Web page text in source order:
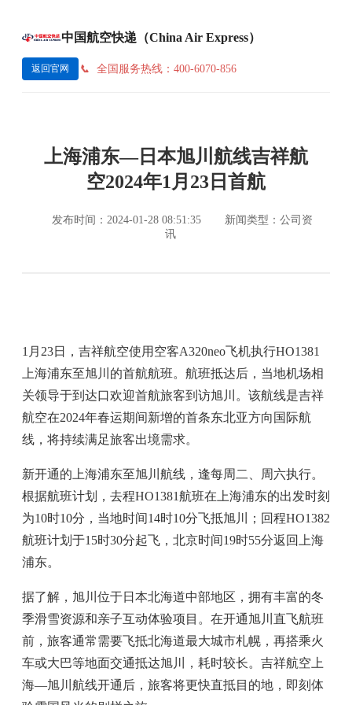
中国航空快递（China Air Express）
返回官网 全国服务热线：400-6070-856
上海浦东—日本旭川航线吉祥航
空2024年1月23日首航
发布时间：2024-01-28 08:51:35
新闻类型：公司资
讯
1月23日，吉祥航空使用空客A320neo飞机执行HO1381
上海浦东至旭川的首航航班。航班抵达后，当地机场相
关领导于到达口欢迎首航旅客到访旭川。该航线是吉祥
航空在2024年春运期间新增的首条东北亚方向国际航
线，将持续满足旅客出境需求。
新开通的上海浦东至旭川航线，逢每周二、周六执行。
根据航班计划，去程HO1381航班在上海浦东的出发时刻
为10时10分，当地时间14时10分飞抵旭川；回程HO1382
航班计划于15时30分起飞，北京时间19时55分返回上海
浦东。
据了解，旭川位于日本北海道中部地区，拥有丰富的冬
季滑雪资源和亲子互动体验项目。在开通旭川直飞航班
前，旅客通常需要飞抵北海道最大城市札幌，再搭乘火
车或大巴等地面交通抵达旭川，耗时较长。吉祥航空上
海—旭川航线开通后，旅客将更快直抵目的地，即刻体